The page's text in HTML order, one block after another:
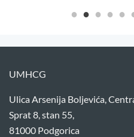
UMHCG
Ulica Arsenija Boljevića,
Sprat 8, stan 55,
81000 Podgorica